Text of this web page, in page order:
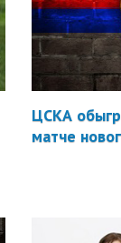
ЦСКА
матче